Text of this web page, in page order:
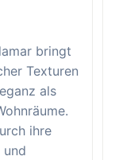
bringt
Texturen
als
ihre